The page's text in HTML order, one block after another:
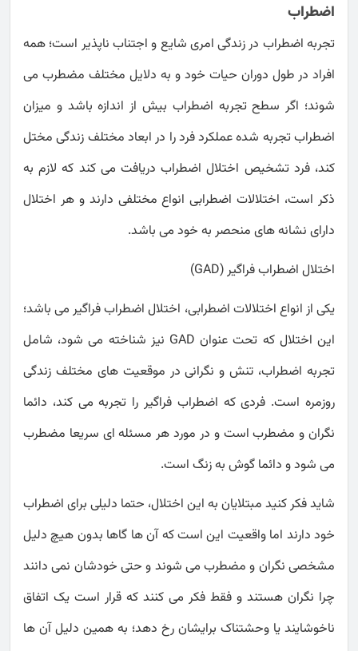
اضطراب
تجربه اضطراب در زندگی امری شایع و اجتناب ناپذیر است؛ همه
افراد در طول دوران حیات خود و به دلایل مختلف مضطرب می
شوند؛ اگر سطح تجربه اضطراب بیش از اندازه باشد و میزان
اضطراب تجربه شده عملکرد فرد را در ابعاد مختلف زندگی مختل
کند، فرد تشخیص اختلال اضطراب دریافت می کند که لازم به
ذکر است، اختلالات اضطرابی انواع مختلفی دارند و هر اختلال
دارای نشانه های منحصر به خود می باشد.
اختلال اضطراب فراگیر (GAD)
یکی از انواع اختلالات اضطرابی، اختلال اضطراب فراگیر می باشد؛
این اختلال که تحت عنوان GAD نیز شناخته می شود، شامل
تجربه اضطراب، تنش و نگرانی در موقعیت های مختلف زندگی
روزمره است. فردی که اضطراب فراگیر را تجربه می کند، دائما
نگران و مضطرب است و در مورد هر مسئله ای سریعا مضطرب
می شود و دائما گوش به زنگ است.
شاید فکر کنید مبتلایان به این اختلال، حتما دلیلی برای اضطراب
خود دارند اما واقعیت این است که آن ها گاها بدون هیچ دلیل
مشخصی نگران و مضطرب می شوند و حتی خودشان نمی دانند
چرا نگران هستند و فقط فکر می کنند که قرار است یک اتفاق
ناخوشایند یا وحشتناک برایشان رخ دهد؛ به همین دلیل آن ها